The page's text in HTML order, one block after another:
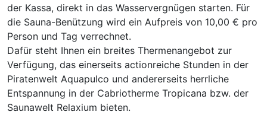
der Kassa, direkt in das Wasservergnügen starten. Für
die Sauna-Benützung wird ein Aufpreis von 10,00 € pro
Person und Tag verrechnet.
Dafür steht Ihnen ein breites Thermenangebot zur
Verfügung, das einerseits actionreiche Stunden in der
Piratenwelt Aquapulco und andererseits herrliche
Entspannung in der Cabriotherme Tropicana bzw. der
Saunawelt Relaxium bieten.